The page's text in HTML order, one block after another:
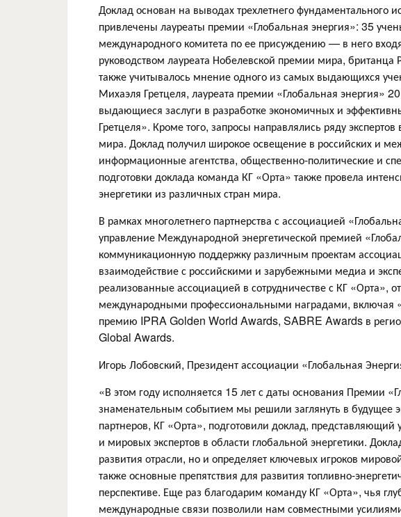
Доклад основан на выводах трехлетнего фундаментального
привлечены лауреаты премии «Глобальная энергия»: 35
международного комитета по ее присуждению — в него
руководством лауреата Нобелевской премии мира,
также учитывалось мнение одного из самых выдающихся
Михаэля Гретцеля, лауреата премии «Глобальная энергия»
выдающиеся заслуги в разработке экономичных и
Гретцеля». Кроме того, запросы направлялись ряду
мира. Доклад получил широкое освещение в российских и
информационные агентства, общественно-политические и
подготовки доклада команда КГ «Орта» также провела
энергетики из различных стран мира.
В рамках многолетнего партнерства с ассоциацией
управление Международной энергетической премией
коммуникационную поддержку различным проектам
взаимодействие с российскими и зарубежными медиа и
реализованные ассоциацией в сотрудничестве с КГ
международными профессиональными наградами, включая
премию IPRA Golden World Awards, SABRE Awards в
Global Awards.
Игорь Лобовский, Президент ассоциации «Глобальная
«В этом году исполняется 15 лет с даты основания Премии
знаменательным событием мы решили заглянуть в будущее
партнеров, КГ «Орта», подготовили доклад,
и мировых экспертов в области глобальной энергетики.
развития отрасли, но и определяет ключевых игроков
также основные препятствия для развития топливно-
перспективе. Еще раз благодарим команду КГ «Орта», чья
международные связи позволили нам совместными